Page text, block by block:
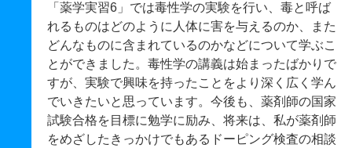
「薬学実習6」では毒性学の実験を行い、毒と呼ば
れるものはどのように人体に害を与えるのか、また
どんなものに含まれているのかなどについて学ぶこ
とができました。毒性学の講義は始まったばかりで
すが、実験で興味を持ったことをより深く広く学ん
でいきたいと思っています。今後も、薬剤師の国家
試験合格を目標に勉学に励み、将来は、私が薬剤師
をめざしたきっかけでもあるドーピング検査の相談